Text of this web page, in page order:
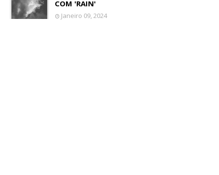
COM 'RAIN'
Janeiro 09, 2024